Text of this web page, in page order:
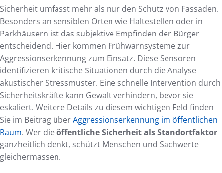
Sicherheit umfasst mehr als nur den Schutz von Fassaden.
Besonders an sensiblen Orten wie Haltestellen oder in
Parkhäusern ist das subjektive Empfinden der Bürger
entscheidend. Hier kommen Frühwarnsysteme zur
Aggressionserkennung zum Einsatz. Diese Sensoren
identifizieren kritische Situationen durch die Analyse
akustischer Stressmuster. Eine schnelle Intervention durch
Sicherheitskräfte kann Gewalt verhindern, bevor sie
eskaliert. Weitere Details zu diesem wichtigen Feld finden
Sie im Beitrag überAggressionserkennung im öffentlichen
Raum. Wer dieöffentliche Sicherheit als Standortfaktor
ganzheitlich denkt, schützt Menschen und Sachwerte
gleichermassen.